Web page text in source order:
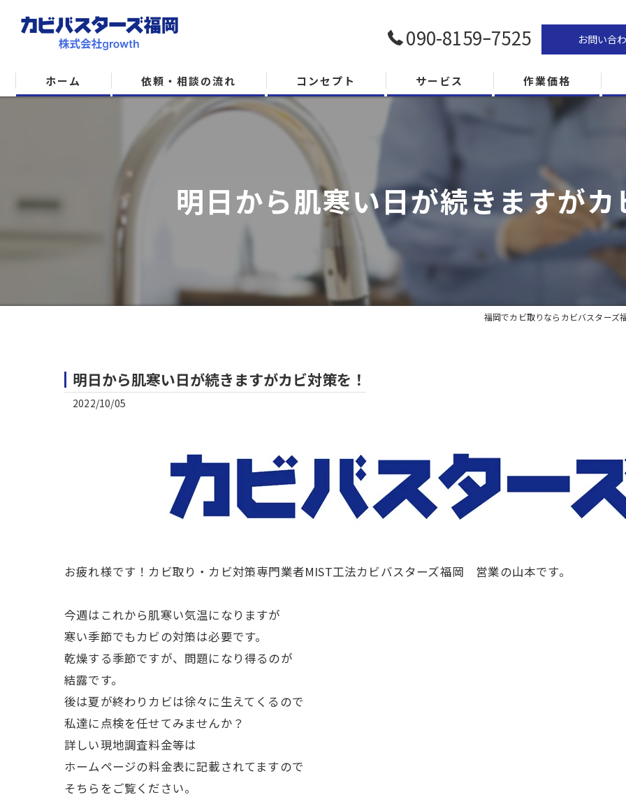
090-8159ｰ7525 お問い合
ホーム 依頼・相談の流れ コンセプト サービス 作業価格
明日から肌寒い日が続きますがカ
福岡でカビ取りならカビバスターズ
明日から肌寒い日が続きますがカビ対策を！
2022/10/05
お疲れ様です！カビ取り・カビ対策専門業者MIST工法カビバスターズ福岡 営業の山本です。
今週はこれから肌寒い気温になりますが
寒い季節でもカビの対策は必要です。
乾燥する季節ですが、問題になり得るのが
結露です。
後は夏が終わりカビは徐々に生えてくるので
私達に点検を任せてみませんか？
詳しい現地調査料金等は
ホームページの料金表に記載されてますので
そちらをご覧ください。